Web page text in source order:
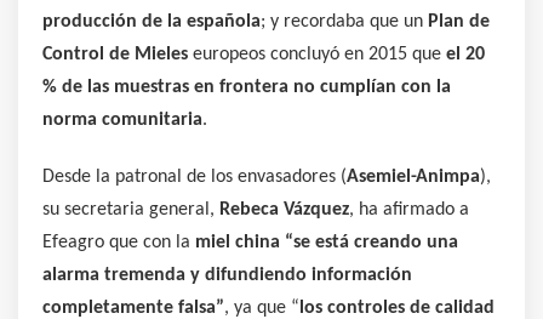
producción de la española; y recordaba que un Plan de
Control de Mieles europeos concluyó en 2015 que el 20
% de las muestras en frontera no cumplían con la
norma comunitaria.
Desde la patronal de los envasadores (Asemiel-Animpa),
su secretaria general, Rebeca Vázquez, ha afirmado a
Efeagro que con la miel china “se está creando una
alarma tremenda y difundiendo información
completamente falsa”, ya que “ los controles de calidad